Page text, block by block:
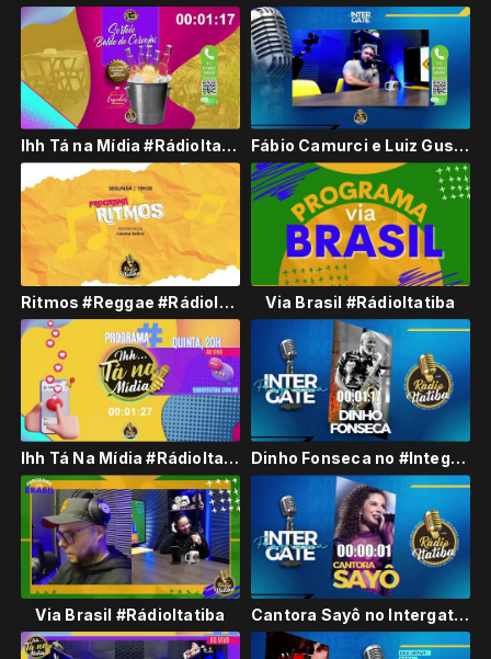
Ihh Tá na Mídia #RádioItatiba Fábio Camurci e Luiz Gustavo no Intergate #RádioItatiba
Ritmos #Reggae #RádioItatiba Via Brasil #RádioItatiba
Ihh Tá Na Mídia #RádioItatiba Dinho Fonseca no #Integate #RádioItatiba
Via Brasil #RádioItatiba Cantora Sayô no Intergate #RádioItatiba